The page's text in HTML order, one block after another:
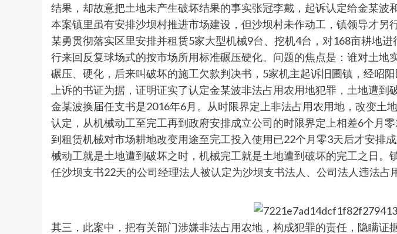
结果，却故意把土地未产生破坏结果的事实张冠李戴，起诉认定给金某波
本案镇里虽有安排沙坝村推进市场建设，但沙坝村未作动工，镇领导才
某勇贯彻落实区里安排并租赁5家大型机械9台、挖机4台，对168亩耕地
行来回反复球场式的按市场所用标准碾压硬化。问题的焦点是：谁对土
碾压、硬化，后来叫破坏的施工欠款判决书，5家机主起诉旧圃镇，经昭
上诉的书证为据，证明证实了认定金某波非法占用农用地犯罪，土地遭到
金某波换届任支书是2016年6月。从时限界定上非法占用农用地，改变
认定，从机械动工至完工再到政府安排成立公司的时限界定上相差6个月
到租赁机械对市场耕地改变用途至完工投入使用已22个月零3天后才安排
械动工就是土地遭到破坏之时，机械完工就是土地遭到破坏的完工之日
任沙坝支书22天的公司经理法人被认定为沙坝支书法人、公司法人违法占
其三，此案中，把有关部门涉嫌非法占用农地，构成犯罪的责任，隐瞒